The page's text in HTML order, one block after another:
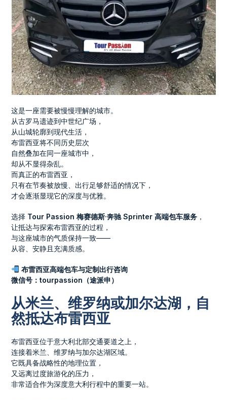
这是一座需要被慢慢理解的城市。
从古罗马遗迹到中世纪广场，
从山城轮廓到现代生活，
布雷西亚将不同历史层次
自然叠加在同一座城市中，
却从不显得杂乱。
而真正的布雷西亚，
只有在节奏被放慢、出行足够舒适的情况下，
才会逐渐显现它的深度与优雅。
选择 Tour Passion 梅赛德斯·奔驰 Sprinter 高端包车服务 ，
让抵达与探索布雷西亚的过程，
与这座城市的气质保持一致——
从容、安静且充满质感。
布雷西亚高端包车与定制出行咨询
微信号：tourpassion（途派申）
从米兰、维罗纳或加尔达湖，自
然抵达布雷西亚
布雷西亚位于意大利北部交通要道之上，
连接着米兰、维罗纳与加尔达湖区域。
它既具备战略性的地理位置，
又远离过度旅游化的压力，
非常适合作为深度意大利行程中的重要一站。